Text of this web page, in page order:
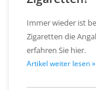
Immer wieder ist
Zigaretten die
erfahren Sie hier.
Artikel weiter lesen »